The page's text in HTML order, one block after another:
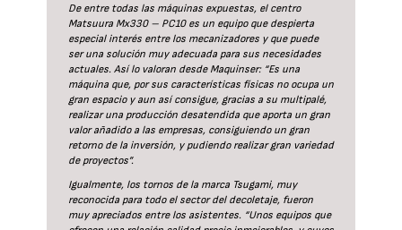
De entre todas las máquinas expuestas, el centro
Matsuura Mx330 – PC10 es un equipo que despierta
especial interés entre los mecanizadores y que puede
ser una solución muy adecuada para sus necesidades
actuales. Así lo valoran desde Maquinser: “Es una
máquina que, por sus características físicas no ocupa un
gran espacio y aun así consigue, gracias a su multipalé,
realizar una producción desatendida que aporta un gran
valor añadido a las empresas, consiguiendo un gran
retorno de la inversión, y pudiendo realizar gran variedad
de proyectos”.
Igualmente, los tornos de la marca Tsugami, muy
reconocida para todo el sector del decoletaje, fueron
muy apreciados entre los asistentes. “Unos equipos que